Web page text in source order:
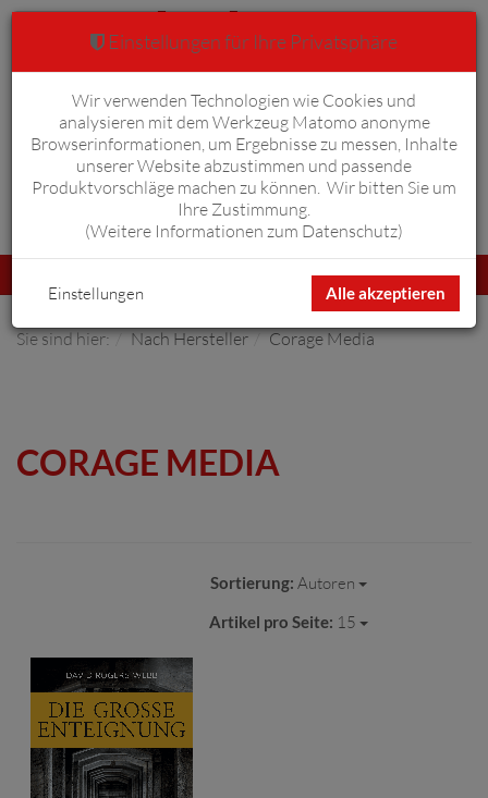
Anmelden Warenkorb 0
umschalten
Sie sind hier: Nach Hersteller Corage Media
CORAGE MEDIA
Sortierung: Autoren
Artikel pro Seite: 15
Einstellungen für Ihre Privatsphäre
Wir verwenden Technologien wie Cookies und
analysieren mit dem Werkzeug Matomo anonyme
Browserinformationen, um Ergebnisse zu messen, Inhalte
unserer Website abzustimmen und passende
Produktvorschläge machen zu können. Wir bitten Sie um
Ihre Zustimmung.
(Weitere Informationen zum Datenschutz)
Alle akzeptieren
Einstellungen